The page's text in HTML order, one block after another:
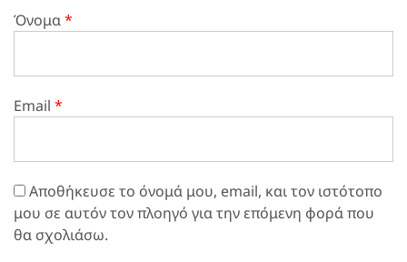
Όνομα*
Email *
Αποθήκευσε το όνομά μου, email, και τον ιστότοπο
μου σε αυτόν τον πλοηγό για την επόμενη φορά που
θα σχολιάσω.